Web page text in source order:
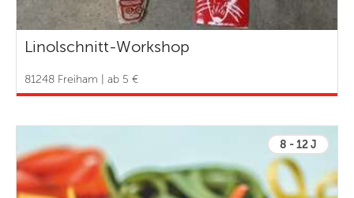
Linolschnitt-Workshop
81248 Freiham | ab 5 €
8 - 12 J